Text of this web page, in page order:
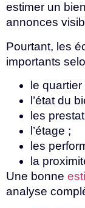
estimer un
annonces
Pourtant, les
importants
le quartier
l’état du
les
l’étage ;
les
la
Une bonne
analyse